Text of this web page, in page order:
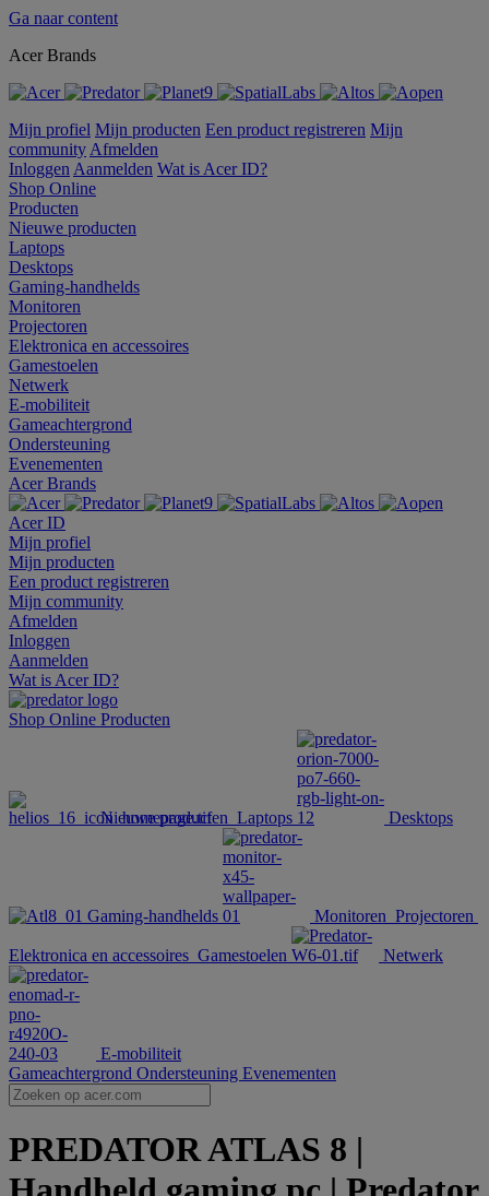
Ga naar content
Acer Brands
Mijn profiel Mijn producten Een product registreren Mijn
community Afmelden
Inloggen Aanmelden Wat is Acer ID?
Shop Online
Producten
Nieuwe producten
Laptops
Desktops
Gaming-handhelds
Monitoren
Projectoren
Elektronica en accessoires
Gamestoelen
Netwerk
E-mobiliteit
Gameachtergrond
Ondersteuning
Evenementen
Acer Brands
Acer ID
Mijn profiel
Mijn producten
Een product registreren
Mijn community
Afmelden
Inloggen
Aanmelden
Wat is Acer ID?
Shop Online Producten
Nieuwe producten Laptops Desktops
Gaming-handhelds Monitoren Projectoren
Elektronica en accessoires Gamestoelen Netwerk
E-mobiliteit
Gameachtergrond Ondersteuning Evenementen
PREDATOR ATLAS 8 |